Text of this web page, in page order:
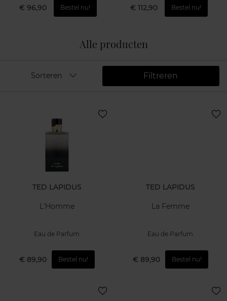
€ 96,90 Bestel nu! € 112,90 Bestel nu!
Alle producten
Filtreren
Sorteren
TED LAPIDUS
L'Homme
Eau de Parfum
€ 89,90 Bestel nu!
TED LAPIDUS
La Femme
Eau de Parfum
€ 89,90 Bestel nu!